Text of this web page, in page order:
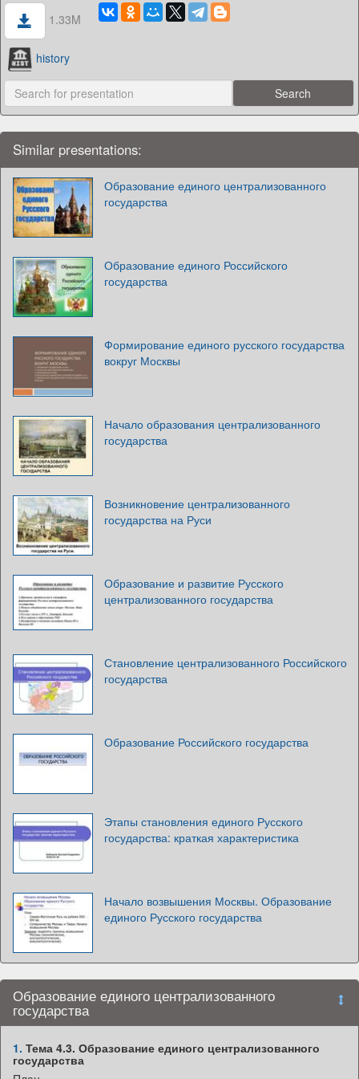
1.33M
history
Similar presentations:
Образование единого централизованного
государства
Образование единого Российского
государства
Формирование единого русского государства
вокруг Москвы
Начало образования централизованного
государства
Возникновение централизованного
государства на Руси
Образование и развитие Русского
централизованного государства
Становление централизованного Российского
государства
Образование Российского государства
Этапы становления единого Русского
государства: краткая характеристика
Начало возвышения Москвы. Образование
единого Русского государства
Образование единого централизованного
государства
1. Тема 4.3. Образование единого централизованного
государства